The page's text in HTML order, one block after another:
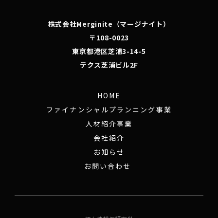
株式会社Merginite（マージナイト）
〒108-0023
東京都港区芝浦3-14-5
テクス芝浦ビル2F
HOME
ファイナンシャルプランニング事業
人材紹介事業
会社紹介
お知らせ
お問い合わせ